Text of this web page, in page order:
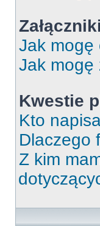
Załączniki
Jak mogę
Jak mogę
Kwestie
Kto
Dlaczego
Z kim